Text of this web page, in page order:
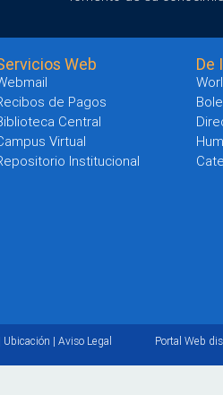
Web
de Pagos
Central
Virtual
Institucional
De
Ubicación | Aviso Legal Portal Web